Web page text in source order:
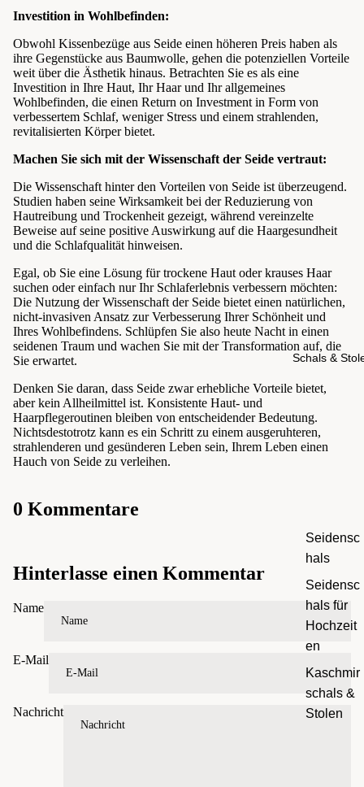
Schals &
Seidensc
hals
Seidensc
hals für
Hochzeit
en
Kaschmir
schals &
Stolen
Investition in Wohlbefinden:
Obwohl Kissenbezüge aus Seide einen höheren Preis haben als
ihre Gegenstücke aus Baumwolle, gehen die potenziellen Vorteile
weit über die Ästhetik hinaus. Betrachten Sie es als eine
Investition in Ihre Haut, Ihr Haar und Ihr allgemeines
Wohlbefinden, die einen Return on Investment in Form von
verbessertem Schlaf, weniger Stress und einem strahlenden,
revitalisierten Körper bietet.
Machen Sie sich mit der Wissenschaft der Seide vertraut:
Die Wissenschaft hinter den Vorteilen von Seide ist überzeugend.
Studien haben seine Wirksamkeit bei der Reduzierung von
Hautreibung und Trockenheit gezeigt, während vereinzelte
Beweise auf seine positive Auswirkung auf die Haargesundheit
und die Schlafqualität hinweisen.
Egal, ob Sie eine Lösung für trockene Haut oder krauses Haar
suchen oder einfach nur Ihr Schlaferlebnis verbessern möchten:
Die Nutzung der Wissenschaft der Seide bietet einen natürlichen,
nicht-invasiven Ansatz zur Verbesserung Ihrer Schönheit und
Ihres Wohlbefindens. Schlüpfen Sie also heute Nacht in einen
seidenen Traum und wachen Sie mit der Transformation auf, die
Sie erwartet.
Denken Sie daran, dass Seide zwar erhebliche Vorteile bietet,
aber kein Allheilmittel ist. Konsistente Haut- und
Haarpflegeroutinen bleiben von entscheidender Bedeutung.
Nichtsdestotrotz kann es ein Schritt zu einem ausgeruhteren,
strahlenderen und gesünderen Leben sein, Ihrem Leben einen
Hauch von Seide zu verleihen.
0 Kommentare
Hinterlasse einen Kommentar
Name
E-Mail
Nachricht